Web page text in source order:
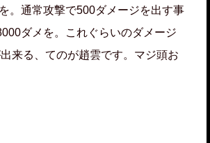
。通常攻撃で500ダメージを出す事
ダメを。これぐらいのダメージ
来る、てのが趙雲です。マジ頭お